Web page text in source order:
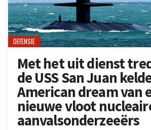
DEFENSIE
Met het uit dienst
de USS San Juan
American dream van
nieuwe vloot
aanvalsonderzeeërs